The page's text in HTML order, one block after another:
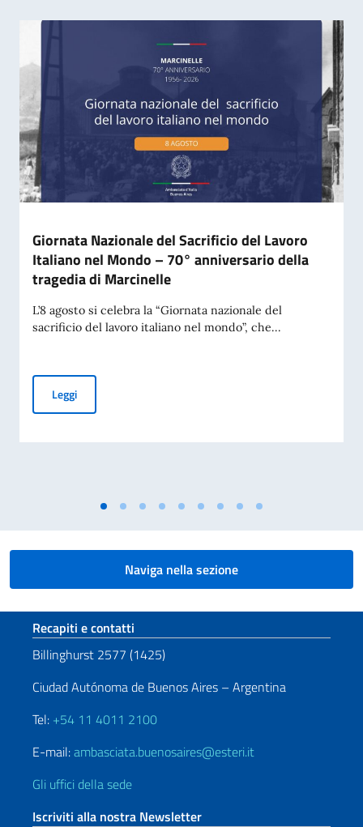
Giornata Nazionale del Sacrificio del Lavoro
Italiano nel Mondo – 70° anniversario della
tragedia di Marcinelle
L’8 agosto si celebra la “Giornata nazionale del
sacrificio del lavoro italiano nel mondo”, che...
LeggiGiornata Nazionale del Sacrificio del Lavoro Italiano nel
Naviga nella sezione
Sezione footer
Recapiti e contatti
Billinghurst 2577 (1425)
Ciudad Autónoma de Buenos Aires – Argentina
Tel: +54 11 4011 2100
E-mail:ambasciata.buenosaires@esteri.it
Gli uffici della sede
Iscriviti alla nostra Newsletter